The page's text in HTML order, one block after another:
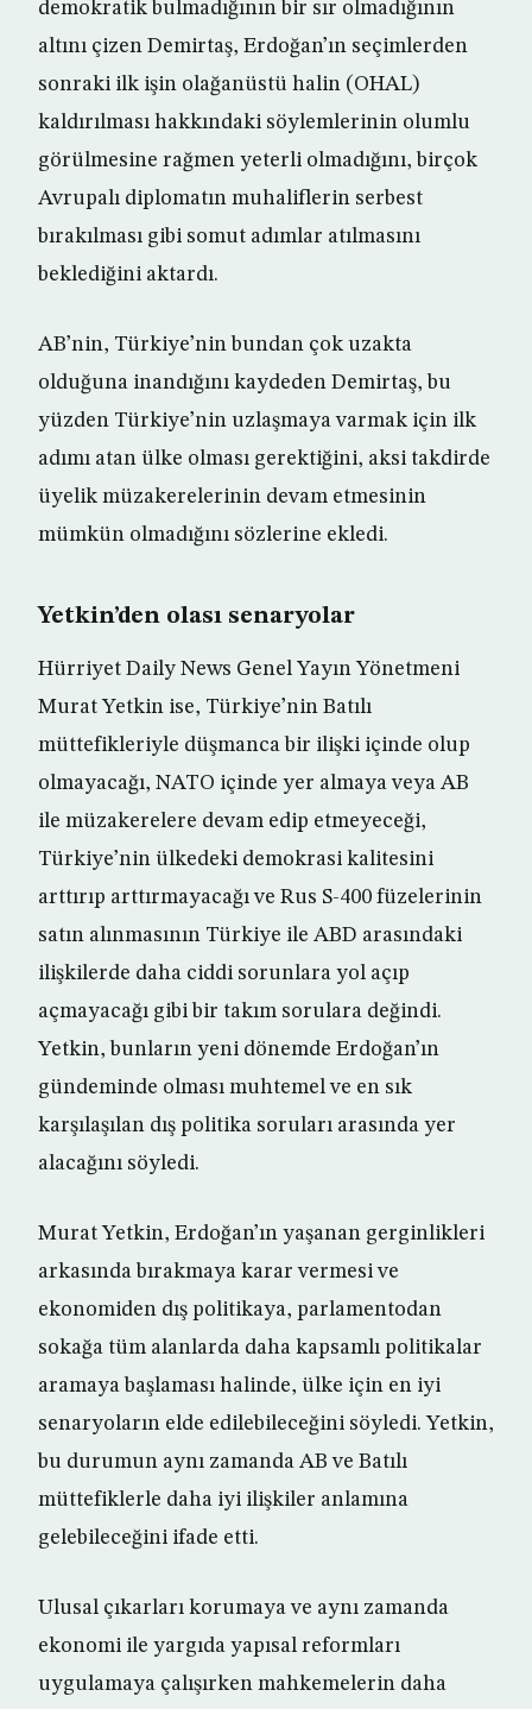
demokratik bulmadığının bir sır olmadığının
altını çizen Demirtaş, Erdoğan’ın seçimlerden
sonraki ilk işin olağanüstü halin (OHAL)
kaldırılması hakkındaki söylemlerinin olumlu
görülmesine rağmen yeterli olmadığını, birçok
Avrupalı diplomatın muhaliflerin serbest
bırakılması gibi somut adımlar atılmasını
beklediğini aktardı.
AB’nin, Türkiye’nin bundan çok uzakta
olduğuna inandığını kaydeden Demirtaş, bu
yüzden Türkiye’nin uzlaşmaya varmak için ilk
adımı atan ülke olması gerektiğini, aksi takdirde
üyelik müzakerelerinin devam etmesinin
mümkün olmadığını sözlerine ekledi.
Yetkin’den olası senaryolar
Hürriyet Daily News Genel Yayın Yönetmeni
Murat Yetkin ise, Türkiye’nin Batılı
müttefikleriyle düşmanca bir ilişki içinde olup
olmayacağı, NATO içinde yer almaya veya AB
ile müzakerelere devam edip etmeyeceği,
Türkiye’nin ülkedeki demokrasi kalitesini
arttırıp arttırmayacağı ve Rus S-400 füzelerinin
satın alınmasının Türkiye ile ABD arasındaki
ilişkilerde daha ciddi sorunlara yol açıp
açmayacağı gibi bir takım sorulara değindi.
Yetkin, bunların yeni dönemde Erdoğan’ın
gündeminde olması muhtemel ve en sık
karşılaşılan dış politika soruları arasında yer
alacağını söyledi.
Murat Yetkin, Erdoğan’ın yaşanan gerginlikleri
arkasında bırakmaya karar vermesi ve
ekonomiden dış politikaya, parlamentodan
sokağa tüm alanlarda daha kapsamlı politikalar
aramaya başlaması halinde, ülke için en iyi
senaryoların elde edilebileceğini söyledi. Yetkin,
bu durumun aynı zamanda AB ve Batılı
müttefiklerle daha iyi ilişkiler anlamına
gelebileceğini ifade etti.
Ulusal çıkarları korumaya ve aynı zamanda
ekonomi ile yargıda yapısal reformları
uygulamaya çalışırken mahkemelerin daha